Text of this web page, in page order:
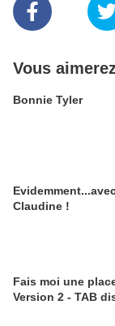
Vous
Bonnie Tyler
Claudine !
Fais moi une
Version 2 - TAB